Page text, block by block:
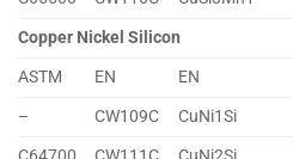
Copper Nickel Silicon
ASTM
EN EN
–
CW109C CuNi1Si